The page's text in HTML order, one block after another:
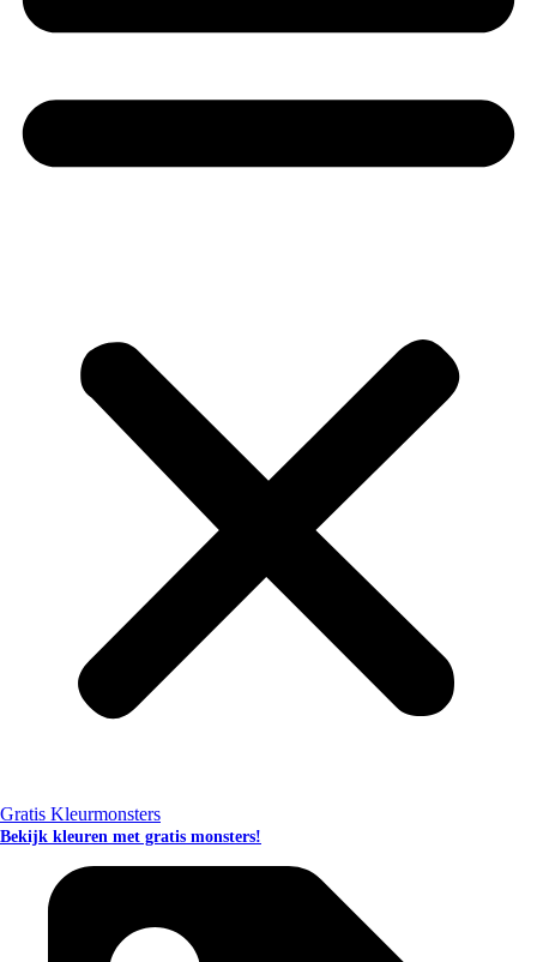
Gratis Kleurmonsters
Bekijk kleuren met gratis monsters!